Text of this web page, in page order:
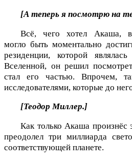
[А теперь я посмотрю на
Всё, чего хотел Акаша,
могло быть моментально
резиденции, которой
Вселенной, он решил
стал его частью. Впрочем,
исследователями, которые до
[Теодор Миллер.]
Как только Акаша произнёс
преодолел три миллиарда
соответствующей планете.